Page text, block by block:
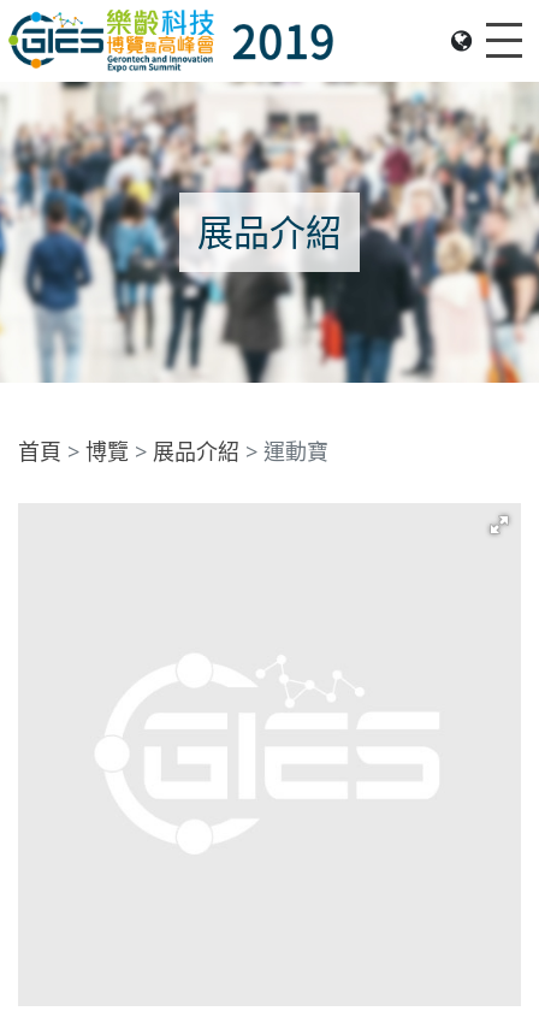
Date: Expo: 21-24 Nov 2019, Summit: 20 Nov 2019, Venue: Hall 1A-C, HKCEC
展品介紹
首頁 博覽 展品介紹 運動寶